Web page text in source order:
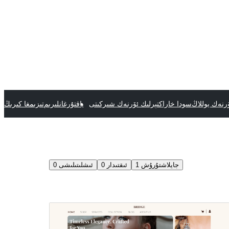
يوللاڭسودا خاراكتېرلىك ئۆرنەك شىركىتى ياقتۇرغانلىرىمتىزىمغا كىرىڭ
جايلاشتۇرۇش 1 ئىقتىدار 0 ئىشلىتىلىشى 0